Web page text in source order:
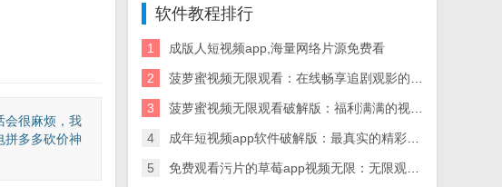
会很麻烦，我
拼多多砍价神
软件教程排行
1 成版人短视频app,海量网络片源免费看
2 菠萝蜜视频无限观看：在线畅享追剧观影的神器
3 菠萝蜜视频无限观看破解版：福利满满的视频软件
4 成年短视频app软件破解版：最真实的精彩的短视频软件
5 免费观看污片的草莓app视频无限：无限观看海量视频